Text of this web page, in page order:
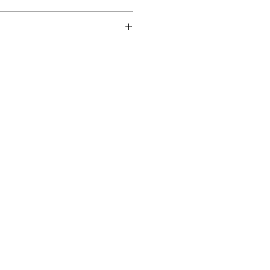
partout en France.